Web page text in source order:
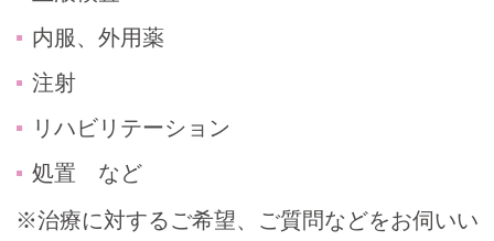
内服、外用薬
注射
リハビリテーション
処置 など
※治療に対するご希望、ご質問などをお伺いい